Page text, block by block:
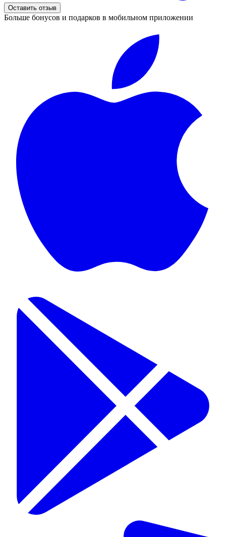
Оставить отзыв
Больше бонусов и подарков в мобильном приложении